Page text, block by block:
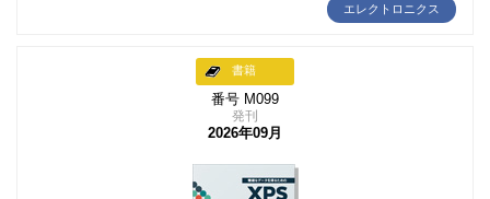
エレクトロニクス
書籍
番号 M099
発刊
2026年09月